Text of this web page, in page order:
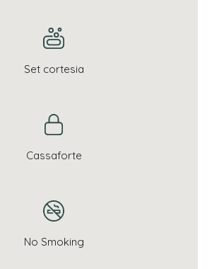
Set cortesia
Cassaforte
No Smoking